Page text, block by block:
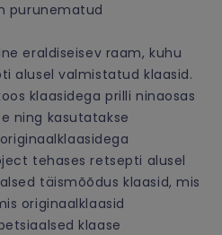
purunematud
eraldiseisev raam, kuhu
alusel valmistatud klaasid.
klaasidega prilli ninaosas
ning kasutatakse
tehases retsepti alusel
täismõõdus klaasid, mis
originaalklaasid
klaase